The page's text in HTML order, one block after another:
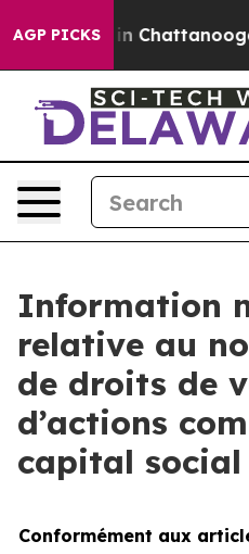
AGP PICKS
Chaos in Chattanooga.
Information
relative au
de droits de
d’actions
capital social
Conformément aux